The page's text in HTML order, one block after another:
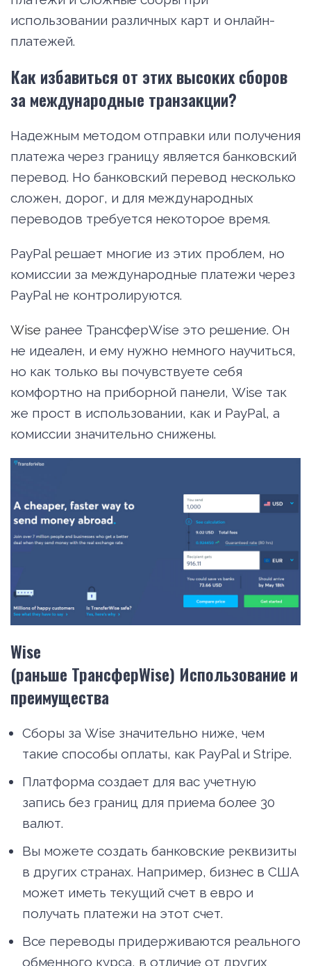
использовании различных карт и онлайн-
платежей.
Как избавиться от этих высоких сборов
за международные транзакции?
Надежным методом отправки или получения
платежа через границу является банковский
перевод. Но банковский перевод несколько
сложен, дорог, и для международных
переводов требуется некоторое время.
PayPal решает многие из этих проблем, но
комиссии за международные платежи через
PayPal не контролируются.
Wise ранее ТрансферWise это решение. Он
не идеален, и ему нужно немного научиться,
но как только вы почувствуете себя
комфортно на приборной панели, Wise так
же прост в использовании, как и PayPal, а
комиссии значительно снижены.
Wise
(раньше ТрансферWise) Использование и
преимущества
Сборы за Wise значительно ниже, чем
такие способы оплаты, как PayPal и Stripe.
Платформа создает для вас учетную
запись без границ для приема более 30
валют.
Вы можете создать банковские реквизиты
в других странах. Например, бизнес в США
может иметь текущий счет в евро и
получать платежи на этот счет.
Все переводы придерживаются реального
обменного курса, в отличие от других